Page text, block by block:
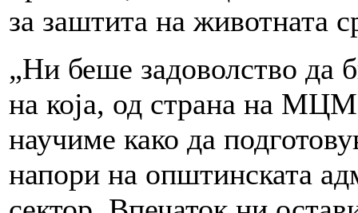
за заштита на животната
„Ни беше задоволство да
на која, од страна на
научиме како да
напори на општинската